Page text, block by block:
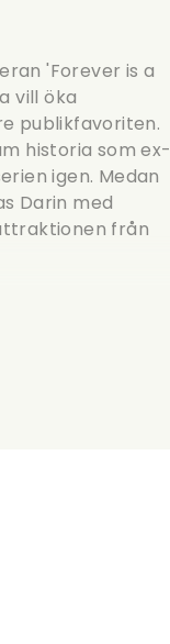
'Forever is a
vill öka
publikfavoriten.
historia som ex-
igen. Medan
Darin med
från